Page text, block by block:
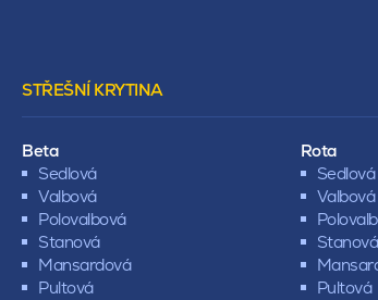
STŘEŠNÍ KRYTINA
Beta
Sedlová
Valbová
Polovalbová
Stanová
Mansardová
Pultová
Rota
Sedlová
Valbová
Stanová
Pultová